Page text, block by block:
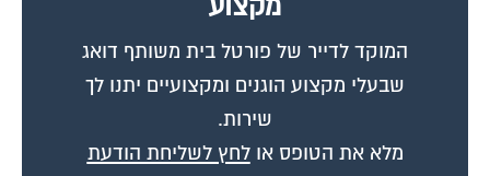
המוקד לדייר של פורטל בית משותף דואג
שבעלי מקצוע הוגנים ומקצועיים יתנו לך
שירות.
מלא את הטופס אולחץ לשליחת הודעת
ווצאפ